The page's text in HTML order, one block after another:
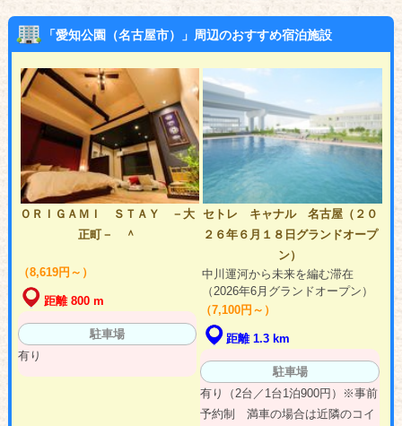
「愛知公園（名古屋市）」周辺のおすすめ宿泊施設
ＯＲＩＧＡＭＩ ＳＴＡＹ －大
正町－ ＾
（8,619円～）
距離 800 m
駐車場
有り
セトレ キャナル 名古屋（２０
２６年６月１８日グランドオープ
ン）
中川運河から未来を編む滞在
（2026年6月グランドオープン）
（7,100円～）
距離 1.3 km
駐車場
有り（2台／1台1泊900円）※事前
予約制 満車の場合は近隣のコイ